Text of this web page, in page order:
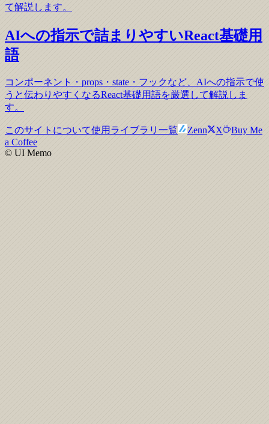
て解説します。
AIへの指示で詰まりやすいReact基礎用
語
コンポーネント・props・state・フックなど、AIへの指示で使
うと伝わりやすくなるReact基礎用語を厳選して解説しま
す。
このサイトについて使用ライブラリ一覧 Zenn X
Buy Me
a Coffee
© UI Memo